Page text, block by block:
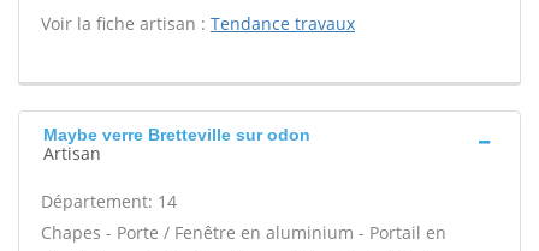
Voir la fiche artisan : Tendance travaux
Maybe verre Bretteville sur odon
Artisan
Département: 14
Chapes - Porte / Fenêtre en aluminium - Portail en